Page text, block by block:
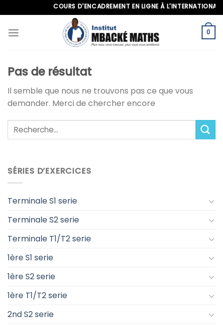
to
content
COURS D'ENCADREMENT EN LIGNE À L'INTERNATIONAL,
0
SÉRIES D’EXERCICES
Terminale S1 serie
Terminale S2 serie
Terminale T1/T2 serie
1ère S1 serie
1ère S2 serie
1ère T1/T2 serie
2nd S2 serie
Pas de résultat
Il semble que nous ne trouvons pas ce que vous
demander. Merci de chercher encore